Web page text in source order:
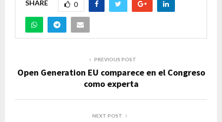
SHARE 0
PREVIOUS POST
Open Generation EU comparece en el Congreso
como experta
NEXT POST